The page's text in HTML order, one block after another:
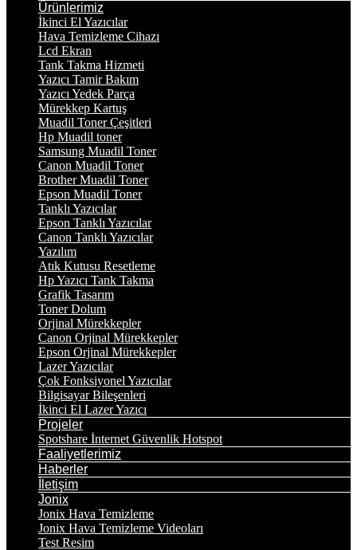
Ürünlerimiz
İkinci El Yazıcılar
Hava Temizleme Cihazı
Lcd Ekran
Tank Takma Hizmeti
Yazıcı Tamir Bakım
Yazıcı Yedek Parça
Mürekkep Kartuş
Muadil Toner Çeşitleri
Hp Muadil toner
Samsung Muadil Toner
Canon Muadil Toner
Brother Muadil Toner
Epson Muadil Toner
Tanklı Yazıcılar
Epson Tanklı Yazıcılar
Canon Tanklı Yazıcılar
Yazılım
Atık Kutusu Resetleme
Hp Yazıcı Tank Takma
Grafik Tasarım
Toner Dolum
Orjinal Mürekkepler
Canon Orjinal Mürekkepler
Epson Orjinal Mürekkepler
Lazer Yazıcılar
Çok Fonksiyonel Yazıcılar
Bilgisayar Bileşenleri
İkinci El Lazer Yazıcı
Projeler
Spotshare İnternet Güvenlik Hotspot
Faaliyetlerimiz
Haberler
İletişim
Jonix
Jonix Hava Temizleme
Jonix Hava Temizleme Videoları
Test Resim